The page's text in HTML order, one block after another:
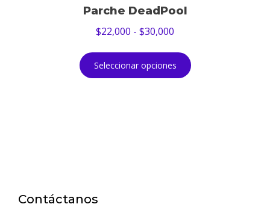
Parche DeadPool
$22,000 - $30,000
Seleccionar opciones
Contáctanos